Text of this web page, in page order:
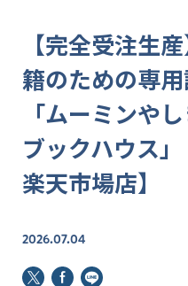
【完全受注生
籍のための専
「ムーミンや
ブックハウス
楽天市場店】
2026.07.04